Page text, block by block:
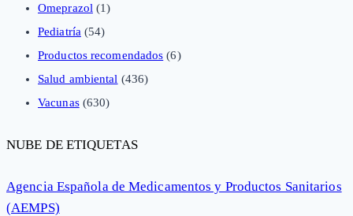
Omeprazol (1)
Pediatría (54)
Productos recomendados (6)
Salud ambiental (436)
Vacunas(630)
NUBE DE ETIQUETAS
Agencia Española de Medicamentos y Productos Sanitarios
(AEMPS)